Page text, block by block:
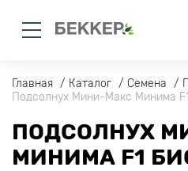
Главная Каталог Семена
Подсолнух Мини-Макс Минима
ПОДСОЛНУХ
МИНИМА F1